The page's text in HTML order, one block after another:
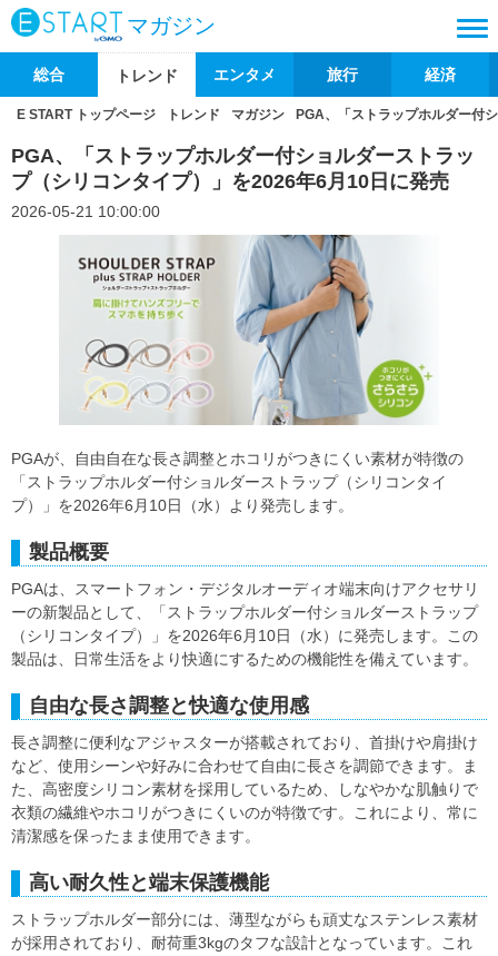
マガジン
総合 トレンド エンタメ 旅行 経済
E START トップページ トレンド マガジン PGA、「ストラップホルダー付
PGA、「ストラップホルダー付ショルダーストラッ
プ（シリコンタイプ）」を2026年6月10日に発売
2026-05-21 10:00:00
PGAが、自由自在な長さ調整とホコリがつきにくい素材が特徴の
「ストラップホルダー付ショルダーストラップ（シリコンタイ
プ）」を2026年6月10日（水）より発売します。
製品概要
PGAは、スマートフォン・デジタルオーディオ端末向けアクセサリ
ーの新製品として、「ストラップホルダー付ショルダーストラップ
（シリコンタイプ）」を2026年6月10日（水）に発売します。この
製品は、日常生活をより快適にするための機能性を備えています。
自由な長さ調整と快適な使用感
長さ調整に便利なアジャスターが搭載されており、首掛けや肩掛け
など、使用シーンや好みに合わせて自由に長さを調節できます。ま
た、高密度シリコン素材を採用しているため、しなやかな肌触りで
衣類の繊維やホコリがつきにくいのが特徴です。これにより、常に
清潔感を保ったまま使用できます。
高い耐久性と端末保護機能
ストラップホルダー部分には、薄型ながらも頑丈なステンレス素材
が採用されており、耐荷重3kgのタフな設計となっています。これ